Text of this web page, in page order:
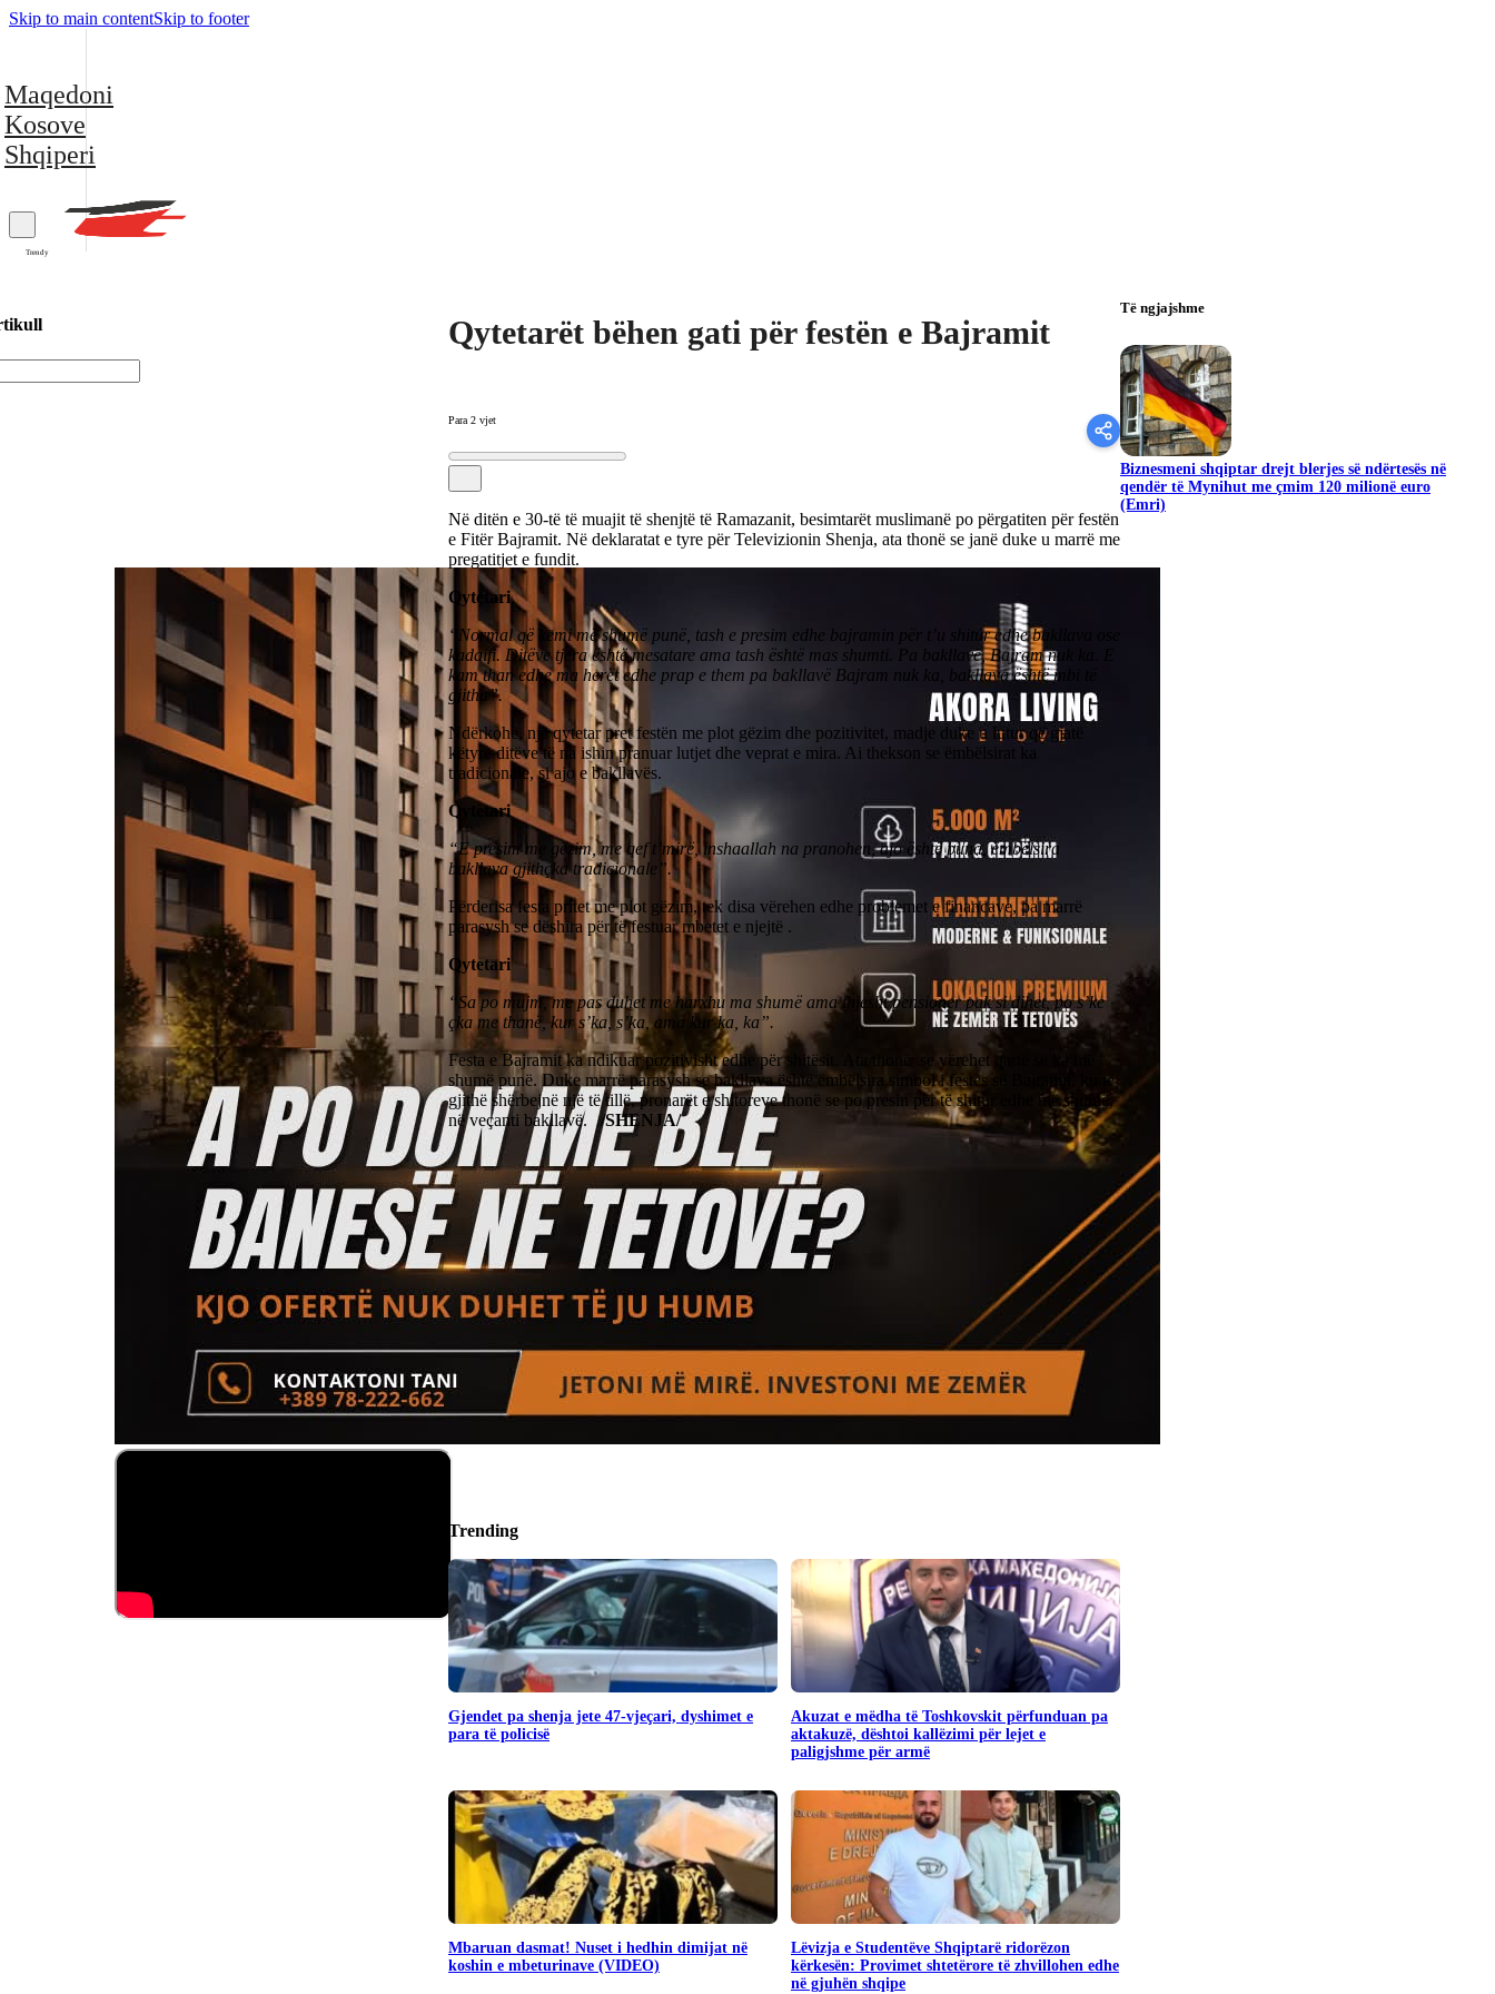
Skip to main contentSkip to footer
Maqedoni
Kosove
Shqiperi
Trendy
Qytetarët bëhen gati për festën e Bajramit
Para 2 vjet
Në ditën e 30-të të muajit të shenjtë të Ramazanit, besimtarët muslimanë po përgatiten për festën
e Fitër Bajramit. Në deklaratat e tyre për Televizionin Shenja, ata thonë se janë duke u marrë me
pregatitjet e fundit.
Qytetari
“Normal që kemi më shumë punë, tash e presim edhe bajramin për t’u shitur edhe bakllava ose
kadaifi. Ditëve tjera është mesatare ama tash është mas shumti. Pa bakllavë, Bajram nuk ka. E
kam than edhe ma herët edhe prap e them pa bakllavë Bajram nuk ka, bakllava është mbi të
gjitha”.
Ndërkohë, një qytetar pret festën me plot gëzim dhe pozitivitet, madje duke u lutur që gjatë
këtyre ditëve të na ishin pranuar lutjet dhe veprat e mira. Ai thekson se ëmbëlsirat ka
tradicionale, si ajo e bakllavës.
Qytetari
“E presim me gëzim, me qef t’mirë, inshaallah na pranohen, ajo është puna, ëmbëlsira
bakllava gjithçka tradicionale”.
Përderisa festa pritet me plot gëzim, tek disa vërehen edhe problemet e financave, pa marrë
parasysh se dëshira për të festuar mbetet e njejtë .
Qytetari
“Sa po mujm, me pas duhet me harxhu ma shumë ama thjesht pensioner pak si dihet, po s’ke
çka me thanë, kur s’ka, s’ka, ama kur ka, ka”.
Festa e Bajramit ka ndikuar pozitivisht edhe për shitësit. Ata thonë se vërehet qartë se ka më
shumë punë. Duke marrë parasysh se bakllava është ëmbëlsira simbol i festës së Bajramit, ku të
gjithë shërbejnë një të tillë, pronarët e shitoreve thonë se po presin për të shitur edhe më shumë,
në veçanti bakllavë./SHENJA/
Trending
Gjendet pa shenja jete 47-vjeçari, dyshimet e
para të policisë
Akuzat e mëdha të Toshkovskit përfunduan pa
aktakuzë, dështoi kallëzimi për lejet e
paligjshme për armë
Mbaruan dasmat! Nuset i hedhin dimijat në
koshin e mbeturinave (VIDEO)
Lëvizja e Studentëve Shqiptarë ridorëzon
kërkesën: Provimet shtetërore të zhvillohen edhe
në gjuhën shqipe
Të ngjajshme
Biznesmeni shqiptar drejt blerjes së ndërtesës në
qendër të Mynihut me çmim 120 milionë euro
(Emri)